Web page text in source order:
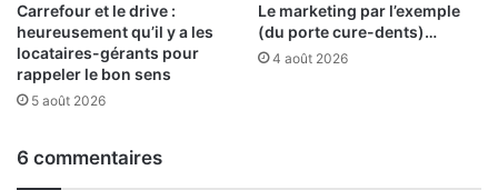
Carrefour et le drive :
heureusement qu’il y a les
locataires-gérants pour
rappeler le bon sens
5 août 2026
Le marketing par l’exemple
(du porte cure-dents)…
4 août 2026
6 commentaires